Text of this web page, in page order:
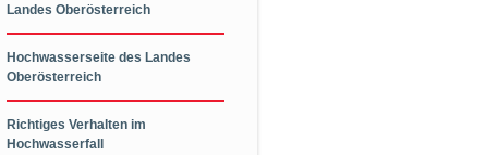
Landes Oberösterreich
Hochwasserseite des Landes
Oberösterreich
Richtiges Verhalten im
Hochwasserfall